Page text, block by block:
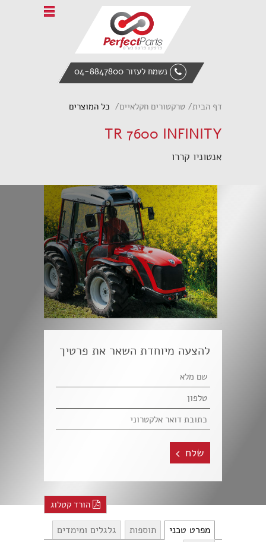
Home
ציוד הנדסי
Italiano
נשמח לעזור 04-8847800
דף הבית טרקטורים חקלאיים כל המוצרים
TR 7600 INFINITY
אנטוניו קררו
להצעה מיוחדת השאר את פרטיך
שלח
מפרט טכני תוספות
גלגלים ומימדים
הורד קטלוג